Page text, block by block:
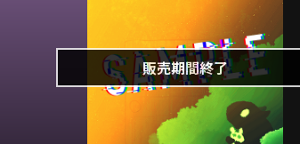
販売期間終了